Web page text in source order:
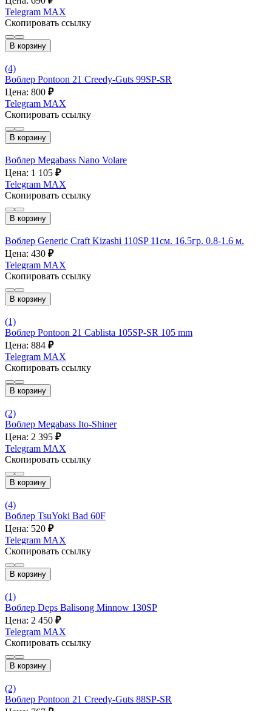
Telegram MAX
Скопировать ссылку
В корзину
(4)
Воблер Pontoon 21 Creedy-Guts 99SP-SR
Цена: 800 ₽
Telegram MAX
Скопировать ссылку
В корзину
Воблер Megabass Nano Volare
Цена: 1 105 ₽
Telegram MAX
Скопировать ссылку
В корзину
Воблер Generic Craft Kizashi 110SP 11см. 16.5гр. 0.8-1.6 м.
Цена: 430 ₽
Telegram MAX
Скопировать ссылку
В корзину
(1)
Воблер Pontoon 21 Cablista 105SP-SR 105 mm
Цена: 884 ₽
Telegram MAX
Скопировать ссылку
В корзину
(2)
Воблер Megabass Ito-Shiner
Цена: 2 395 ₽
Telegram MAX
Скопировать ссылку
В корзину
(4)
Воблер TsuYoki Bad 60F
Цена: 520 ₽
Telegram MAX
Скопировать ссылку
В корзину
(1)
Воблер Deps Balisong Minnow 130SP
Цена: 2 450 ₽
Telegram MAX
Скопировать ссылку
В корзину
(2)
Воблер Pontoon 21 Creedy-Guts 88SP-SR